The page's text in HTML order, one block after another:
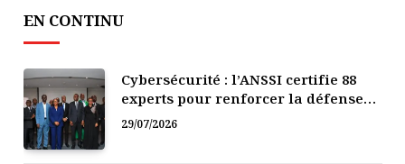
EN CONTINU
Cybersécurité : l’ANSSI certifie 88
experts pour renforcer la défense
numérique de la Côte d’Ivoire
29/07/2026